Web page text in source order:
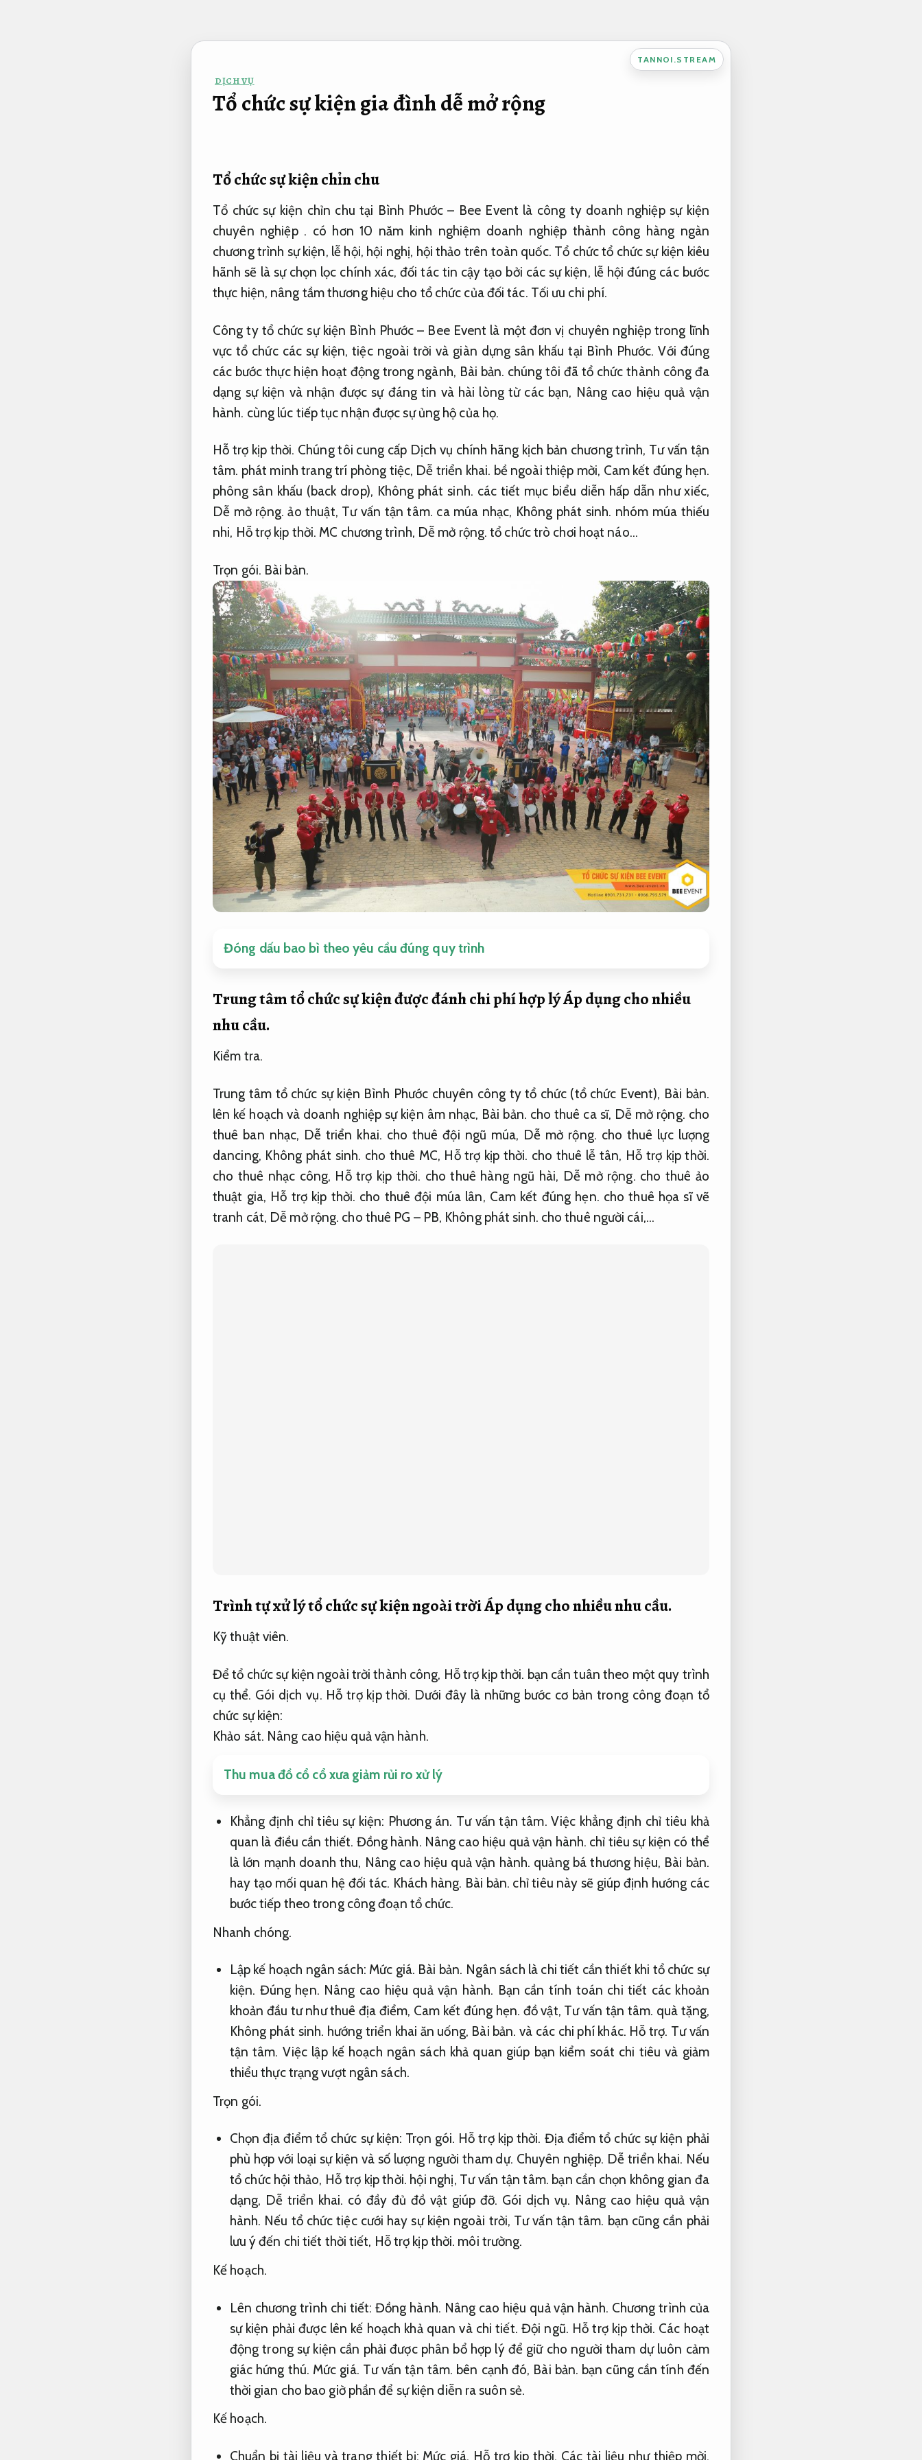
TANNOI.STREAM
DỊCH VỤ
Tổ chức sự kiện gia đình dễ mở rộng
Tổ chức sự kiện chỉn chu
Tổ chức sự kiện chỉn chu tại Bình Phước – Bee Event là công ty doanh nghiệp sự kiện
chuyên nghiệp . có hơn 10 năm kinh nghiệm doanh nghiệp thành công hàng ngàn
chương trình sự kiện, lễ hội, hội nghị, hội thảo trên toàn quốc. Tổ chức tổ chức sự kiện kiêu
hãnh sẽ là sự chọn lọc chính xác, đối tác tin cậy tạo bởi các sự kiện, lễ hội đúng các bước
thực hiện, nâng tầm thương hiệu cho tổ chức của đối tác. Tối ưu chi phí.
Công ty tổ chức sự kiện Bình Phước – Bee Event là một đơn vị chuyên nghiệp trong lĩnh
vực tổ chức các sự kiện, tiệc ngoài trời và giàn dựng sân khấu tại Bình Phước. Với đúng
các bước thực hiện hoạt động trong ngành, Bài bản. chúng tôi đã tổ chức thành công đa
dạng sự kiện và nhận được sự đáng tin và hài lòng từ các bạn, Nâng cao hiệu quả vận
hành. cùng lúc tiếp tục nhận được sự ủng hộ của họ.
Hỗ trợ kịp thời. Chúng tôi cung cấp Dịch vụ chính hãng kịch bản chương trình, Tư vấn tận
tâm. phát minh trang trí phòng tiệc, Dễ triển khai. bề ngoài thiệp mời, Cam kết đúng hẹn.
phông sân khấu (back drop), Không phát sinh. các tiết mục biểu diễn hấp dẫn như xiếc,
Dễ mở rộng. ảo thuật, Tư vấn tận tâm. ca múa nhạc, Không phát sinh. nhóm múa thiếu
nhi, Hỗ trợ kịp thời. MC chương trình, Dễ mở rộng. tổ chức trò chơi hoạt náo…
Trọn gói. Bài bản.
Đóng dấu bao bì theo yêu cầu đúng quy trình
Trung tâm tổ chức sự kiện được đánh chi phí hợp lýÁp dụng cho nhiều
nhu cầu.
Kiểm tra.
Trung tâm tổ chức sự kiện Bình Phước chuyên công ty tổ chức (tổ chức Event), Bài bản.
lên kế hoạch và doanh nghiệp sự kiện âm nhạc, Bài bản. cho thuê ca sĩ, Dễ mở rộng. cho
thuê ban nhạc, Dễ triển khai. cho thuê đội ngũ múa, Dễ mở rộng. cho thuê lực lượng
dancing, Không phát sinh. cho thuê MC, Hỗ trợ kịp thời. cho thuê lễ tân, Hỗ trợ kịp thời.
cho thuê nhạc công, Hỗ trợ kịp thời. cho thuê hàng ngũ hài, Dễ mở rộng. cho thuê ảo
thuật gia, Hỗ trợ kịp thời. cho thuê đội múa lân, Cam kết đúng hẹn. cho thuê họa sĩ vẽ
tranh cát, Dễ mở rộng. cho thuê PG – PB, Không phát sinh. cho thuê người cái,…
Trình tự xử lý tổ chức sự kiện ngoài trờiÁp dụng cho nhiều nhu cầu.
Kỹ thuật viên.
Để tổ chức sự kiện ngoài trời thành công, Hỗ trợ kịp thời. bạn cần tuân theo một quy trình
cụ thể. Gói dịch vụ. Hỗ trợ kịp thời. Dưới đây là những bước cơ bản trong công đoạn tổ
chức sự kiện:
Khảo sát. Nâng cao hiệu quả vận hành.
Thu mua đồ cổ cổ xưa giảm rủi ro xử lý
Khẳng định chỉ tiêu sự kiện: Phương án. Tư vấn tận tâm. Việc khẳng định chỉ tiêu khả
quan là điều cần thiết. Đồng hành. Nâng cao hiệu quả vận hành. chỉ tiêu sự kiện có thể
là lớn mạnh doanh thu, Nâng cao hiệu quả vận hành. quảng bá thương hiệu, Bài bản.
hay tạo mối quan hệ đối tác. Khách hàng. Bài bản. chỉ tiêu này sẽ giúp định hướng các
bước tiếp theo trong công đoạn tổ chức.
Nhanh chóng.
Lập kế hoạch ngân sách: Mức giá. Bài bản. Ngân sách là chi tiết cần thiết khi tổ chức sự
kiện. Đúng hẹn. Nâng cao hiệu quả vận hành. Bạn cần tính toán chi tiết các khoản
khoản đầu tư như thuê địa điểm, Cam kết đúng hẹn. đồ vật, Tư vấn tận tâm. quà tặng,
Không phát sinh. hướng triển khai ăn uống, Bài bản. và các chi phí khác. Hỗ trợ. Tư vấn
tận tâm. Việc lập kế hoạch ngân sách khả quan giúp bạn kiểm soát chi tiêu và giảm
thiểu thực trạng vượt ngân sách.
Trọn gói.
Chọn địa điểm tổ chức sự kiện: Trọn gói. Hỗ trợ kịp thời. Địa điểm tổ chức sự kiện phải
phù hợp với loại sự kiện và số lượng người tham dự. Chuyên nghiệp. Dễ triển khai. Nếu
tổ chức hội thảo, Hỗ trợ kịp thời. hội nghị, Tư vấn tận tâm. bạn cần chọn không gian đa
dạng, Dễ triển khai. có đầy đủ đồ vật giúp đỡ. Gói dịch vụ. Nâng cao hiệu quả vận
hành. Nếu tổ chức tiệc cưới hay sự kiện ngoài trời, Tư vấn tận tâm. bạn cũng cần phải
lưu ý đến chi tiết thời tiết, Hỗ trợ kịp thời. môi trường.
Kế hoạch.
Lên chương trình chi tiết:Đồng hành. Nâng cao hiệu quả vận hành. Chương trình của
sự kiện phải được lên kế hoạch khả quan và chi tiết. Đội ngũ. Hỗ trợ kịp thời. Các hoạt
động trong sự kiện cần phải được phân bổ hợp lý để giữ cho người tham dự luôn cảm
giác hứng thú. Mức giá. Tư vấn tận tâm. bên cạnh đó, Bài bản. bạn cũng cần tính đến
thời gian cho bao giờ phần để sự kiện diễn ra suôn sẻ.
Kế hoạch.
Chuẩn bị tài liệu và trang thiết bị: Mức giá. Hỗ trợ kịp thời. Các tài liệu như thiệp mời,